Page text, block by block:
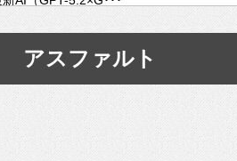
Ultra･･･
ステム、”自分が今話し･･･
、想いを渡す」 TE･･･
アスファルト